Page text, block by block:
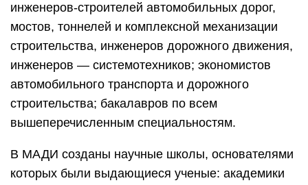
инженеров-строителей автомобильных дорог,
мостов, тоннелей и комплексной механизации
строительства, инженеров дорожного движения,
инженеров — системотехников; экономистов
автомобильного транспорта и дорожного
строительства; бакалавров по всем
вышеперечисленным специальностям.
В МАДИ созданы научные школы, основателями
которых были выдающиеся ученые: академики